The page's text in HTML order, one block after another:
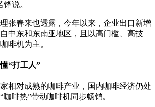
说。
春来也透露，今年以来，企业出口新增
中东和东南亚地区，且以高门槛、高技
啡机为主。
“打工人”
对成熟的咖啡产业，国内咖啡经济仍处
啡热”带动咖啡机同步畅销。